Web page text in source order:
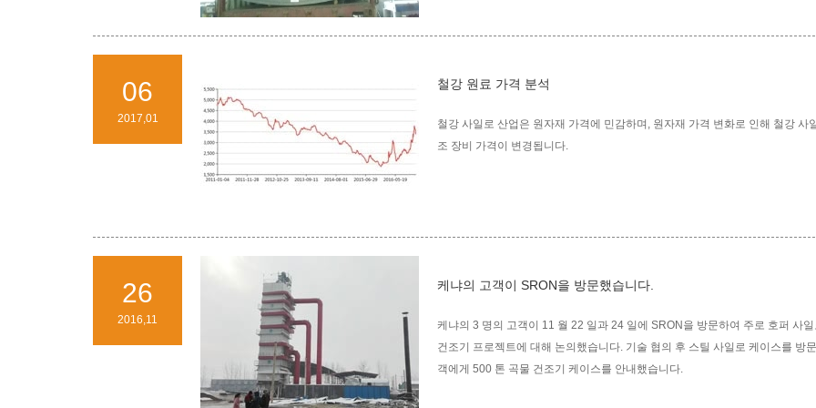
06
2017,01
철강 원료 가격 분석
철강 사일로 산업은 원자재 가격에 민감하며, 원자재 가격 변화로 인해 철강 사
조 장비 가격이 변경됩니다.
26
2016,11
케냐의 고객이 SRON을 방문했습니다.
케냐의 3 명의 고객이 11 월 22 일과 24 일에 SRON을 방문하여 주로 호퍼 사일
건조기 프로젝트에 대해 논의했습니다. 기술 협의 후 스틸 사일로 케이스를 방
객에게 500 톤 곡물 건조기 케이스를 안내했습니다.